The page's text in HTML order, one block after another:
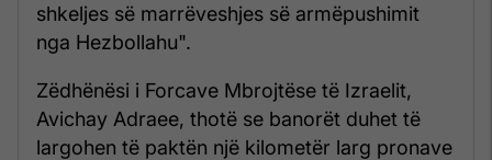
shkeljes së marrëveshjes së armëpushimit
nga Hezbollahu".
Zëdhënësi i Forcave Mbrojtëse të Izraelit,
Avichay Adraee, thotë se banorët duhet të
largohen të paktën një kilometër larg pronave